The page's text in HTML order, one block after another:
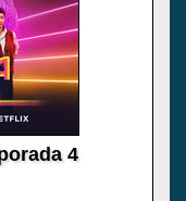
4